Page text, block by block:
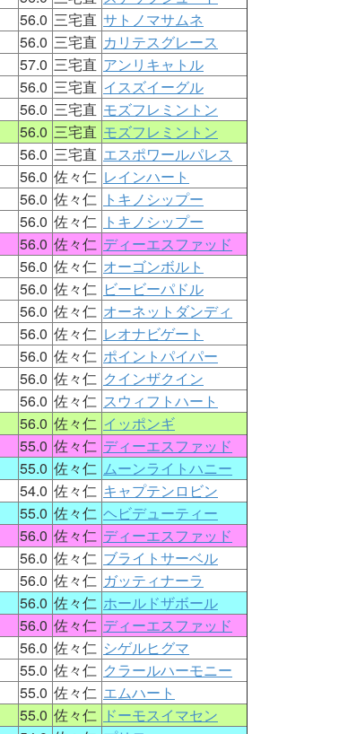
56.0 三宅直 サトノマサムネ
56.0 三宅直 カリテスグレース
57.0 三宅直 アンリキャトル
56.0 三宅直 イスズイーグル
56.0 三宅直 モズフレミントン
56.0 三宅直 モズフレミントン
56.0 三宅直 エスポワールパレス
56.0 佐々仁 レインハート
56.0 佐々仁 トキノシップー
56.0 佐々仁 トキノシップー
56.0 佐々仁 ディーエスファッド
56.0 佐々仁 オーゴンボルト
56.0 佐々仁 ビービーパドル
56.0 佐々仁 オーネットダンディ
56.0 佐々仁 レオナビゲート
56.0 佐々仁 ポイントパイパー
56.0 佐々仁 クインザクイン
56.0 佐々仁 スウィフトハート
56.0 佐々仁 イッポンギ
55.0 佐々仁 ディーエスファッド
55.0 佐々仁 ムーンライトハニー
54.0 佐々仁 キャプテンロビン
55.0 佐々仁 ヘビデューティー
56.0 佐々仁 ディーエスファッド
56.0 佐々仁 ブライトサーベル
56.0 佐々仁 ガッティナーラ
56.0 佐々仁 ホールドザボール
56.0 佐々仁 ディーエスファッド
56.0 佐々仁 シゲルヒグマ
55.0 佐々仁 クラールハーモニー
55.0 佐々仁 エムハート
55.0 佐々仁 ドーモスイマセン